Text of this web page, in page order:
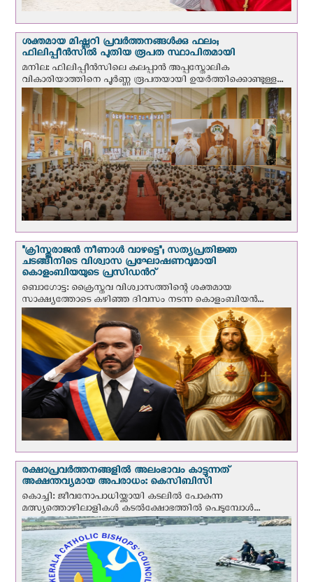
ശക്തമായ മിഷ്ണറി പ്രവർത്തനങ്ങൾക്കു ഫലം;
ഫിലിപ്പീൻസിൽ പുതിയ രൂപത സ്ഥാപിതമായി
മനില: ഫിലിപ്പീൻസിലെ കലപ്പാൻ അപ്പസ്തോലിക
വികാരിയാത്തിനെ പൂർണ്ണ രൂപതയായി ഉയർത്തിക്കൊണ്ടുള്ള...
"ക്രിസ്തുരാജന്‍ നീണാള്‍ വാഴട്ടെ"; സത്യപ്രതിജ്ഞ
ചടങ്ങിനിടെ വിശ്വാസ പ്രഘോഷണവുമായി
കൊളംബിയയുടെ പ്രസിഡന്‍റ്
ബൊഗോട്ട: ക്രൈസ്തവ വിശ്വാസത്തിന്റെ ശക്തമായ
സാക്ഷ്യത്തോടെ കഴിഞ്ഞ ദിവസം നടന്ന കൊളംബിയന്‍...
രക്ഷാപ്രവര്‍ത്തനങ്ങളില്‍ അലംഭാവം കാട്ടുന്നത്
അക്ഷന്തവ്യമായ അപരാധം: കെസിബിസി
കൊച്ചി: ജീവനോപാധിയ്ക്കായി കടലില്‍ പോകുന്ന
മത്സ്യത്തൊഴിലാളികള്‍ കടല്‍ക്ഷോഭത്തില്‍ പെടുമ്പോള്‍...